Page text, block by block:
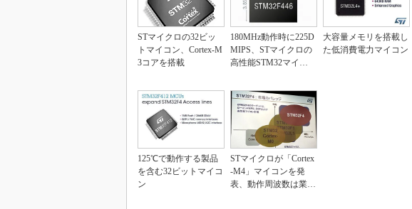
STマイクロの32ビッ
トマイコン、Cortex-M
3コアを搭載
180MHz動作時に225D
MIPS、STマイクロの
高性能STM32マイコ
大容量メモリを搭載し
た低消費電力マイコン
125℃で動作する製品
を含む32ビットマイコ
ン
STマイクロが「Cortex
-M4」マイコンを発
表、動作周波数は業界